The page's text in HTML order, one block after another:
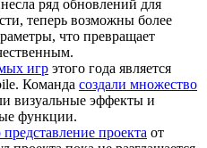
ряд обновлений для
теперь возможны более
что превращает
игр этого года является
Команда создали множество
визуальные эффекты и
функции.
проекта от